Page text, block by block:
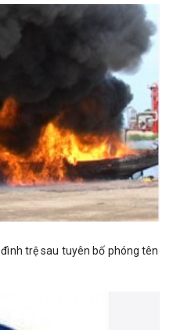
trệ sau tuyên bố phóng tên